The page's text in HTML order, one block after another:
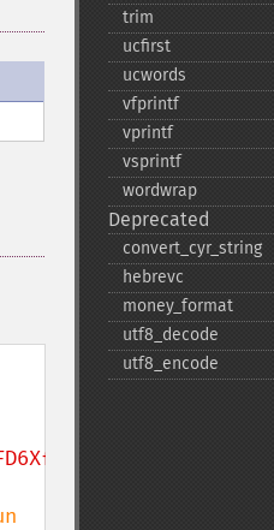
trim
ucfirst
ucwords
vfprintf
vprintf
vsprintf
wordwrap
Deprecated
convert_​cyr_​string
hebrevc
money_​format
utf8_​decode
utf8_​encode